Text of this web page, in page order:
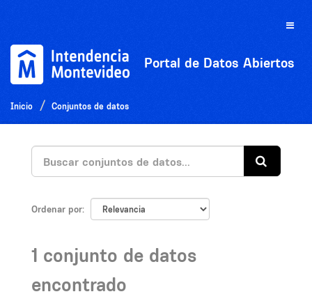
Toggle
Portal de Datos Abiertos
Inicio Conjuntos de datos
Ordenar por
1 conjunto de datos
encontrado